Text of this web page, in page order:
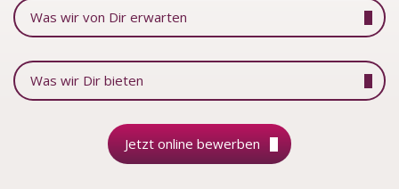
Was wir von Dir erwarten
Was wir Dir bieten
Jetzt online bewerben